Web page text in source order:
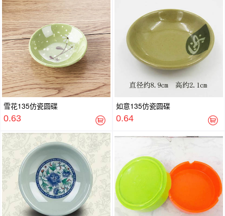
雪花135仿瓷圆碟
0.63
如意135仿瓷圆碟
0.64